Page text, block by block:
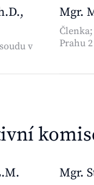
v
Mgr.
Prahu 2
Mgr.